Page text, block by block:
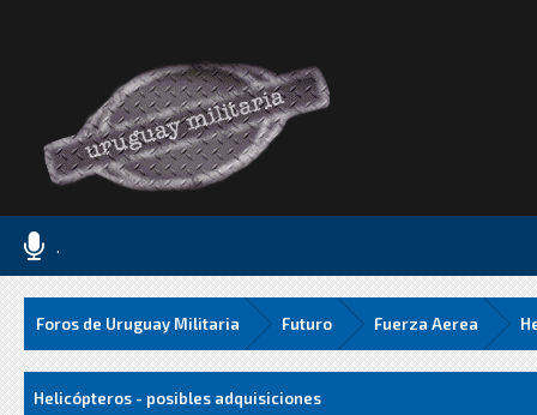
.
Foros de Uruguay Militaria Futuro Fuerza Aerea
MediaHelicópteros - posibles adquisiciones